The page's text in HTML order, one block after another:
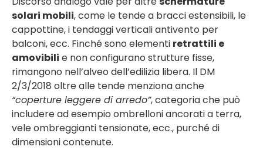
solari mobili, come le tende a bracci estensibili, le
cappottine, i tendaggi verticali antivento per
balconi, ecc. Finché sono elementi retrattili e
amovibili e non configurano strutture fisse,
rimangono nell’alveo dell’edilizia libera. Il DM
2/3/2018 oltre alle tende menziona anche
“coperture leggere di arredo”, categoria che può
includere ad esempio ombrelloni ancorati a terra,
vele ombreggianti tensionate, ecc., purché di
dimensioni contenute.